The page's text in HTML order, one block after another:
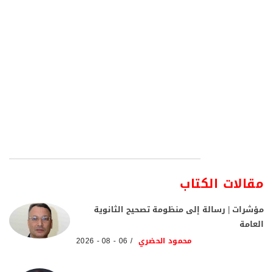
مقالات الكتاب
مؤشرات | رسالة إلى منظومة تصحيح الثانوية
العامة
محمود الحضري 06 - 08 - 2026